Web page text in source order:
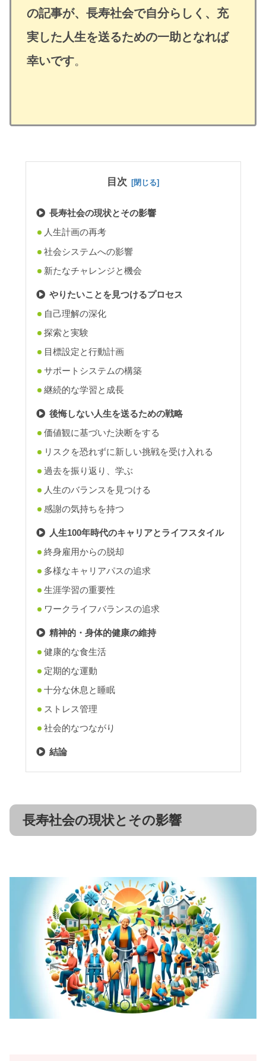
の記事が、長寿社会で自分らしく、充
実した人生を送るための一助となれば
幸いです。
目次
長寿社会の現状とその影響
人生計画の再考
社会システムへの影響
新たなチャレンジと機会
やりたいことを見つけるプロセス
自己理解の深化
探索と実験
目標設定と行動計画
サポートシステムの構築
継続的な学習と成長
後悔しない人生を送るための戦略
価値観に基づいた決断をする
リスクを恐れずに新しい挑戦を受け入れる
過去を振り返り、学ぶ
人生のバランスを見つける
感謝の気持ちを持つ
人生100年時代のキャリアとライフスタイル
終身雇用からの脱却
多様なキャリアパスの追求
生涯学習の重要性
ワークライフバランスの追求
精神的・身体的健康の維持
健康的な食生活
定期的な運動
十分な休息と睡眠
ストレス管理
社会的なつながり
結論
長寿社会の現状とその影響